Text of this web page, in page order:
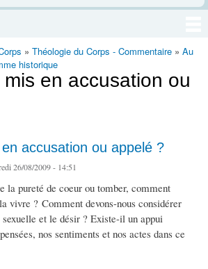
» Théologie du Corps - Commentaire » Au
historique
en accusation ou
accusation ou appelé ?
26/08/2009 - 14:51
la pureté de coeur ou tomber, comment
vivre ? Comment devons-nous considérer
et le désir ? Existe-il un appui
nos sentiments et nos actes dans ce